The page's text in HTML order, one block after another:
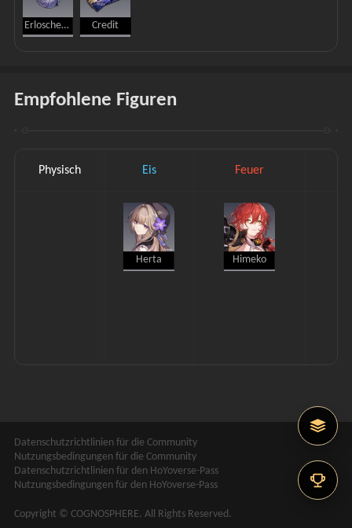
Erloschener Kern Credit
Empfohlene Figuren
Physisch Eis Feuer
Herta Himeko
Datenschutzrichtlinien für die Community
Nutzungsbedingungen für die Community
Datenschutzrichtlinien für den HoYoverse-Pass
Nutzungsbedingungen für den HoYoverse-Pass
Copyright © COGNOSPHERE. All Rights Reserved.